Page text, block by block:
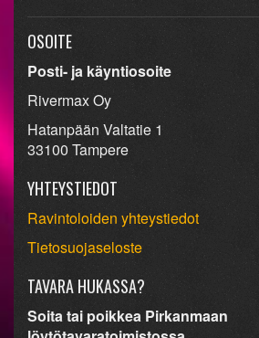
OSOITE
Posti- ja käyntiosoite
Rivermax Oy
Hatanpään Valtatie 1
33100 Tampere
YHTEYSTIEDOT
Ravintoloiden yhteystiedot
Tietosuojaseloste
TAVARA HUKASSA?
Soita tai poikkea Pirkanmaan